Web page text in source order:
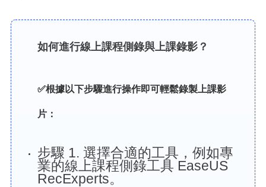
如何進行線上課程側錄與上課錄影？
✅根據以下步驟進行操作即可輕鬆錄製上課影
片：
步驟 1. 選擇合適的工具，例如專
業的線上課程側錄工具 EaseUS
RecExperts。